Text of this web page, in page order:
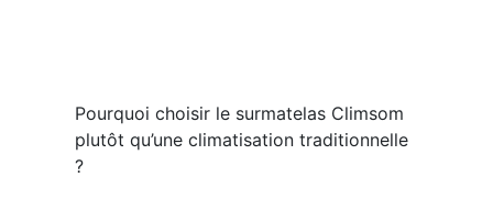
Pourquoi choisir le surmatelas Climsom
plutôt qu’une climatisation traditionnelle
?